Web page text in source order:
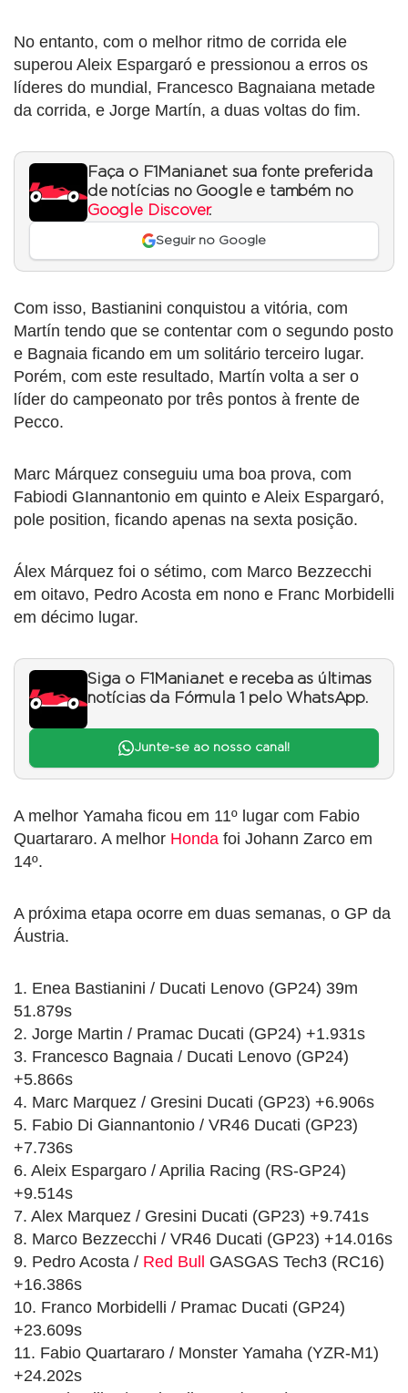
No entanto, com o melhor ritmo de corrida ele
superou Aleix Espargaró e pressionou a erros os
líderes do mundial, Francesco Bagnaiana metade
da corrida, e Jorge Martín, a duas voltas do fim.
Faça o F1Mania.net sua fonte preferida
de notícias no Google e também no
Google Discover.
Seguir no Google
Com isso, Bastianini conquistou a vitória, com
Martín tendo que se contentar com o segundo posto
e Bagnaia ficando em um solitário terceiro lugar.
Porém, com este resultado, Martín volta a ser o
líder do campeonato por três pontos à frente de
Pecco.
Marc Márquez conseguiu uma boa prova, com
Fabiodi GIannantonio em quinto e Aleix Espargaró,
pole position, ficando apenas na sexta posição.
Álex Márquez foi o sétimo, com Marco Bezzecchi
em oitavo, Pedro Acosta em nono e Franc Morbidelli
em décimo lugar.
Siga o F1Mania.net e receba as últimas
notícias da Fórmula 1 pelo WhatsApp.
Junte-se ao nosso canal!
A melhor Yamaha ficou em 11º lugar com Fabio
Quartararo. A melhor Honda foi Johann Zarco em
14º.
A próxima etapa ocorre em duas semanas, o GP da
Áustria.
1. Enea Bastianini / Ducati Lenovo (GP24) 39m
51.879s
2. Jorge Martin / Pramac Ducati (GP24) +1.931s
3. Francesco Bagnaia / Ducati Lenovo (GP24)
+5.866s
4. Marc Marquez / Gresini Ducati (GP23) +6.906s
5. Fabio Di Giannantonio / VR46 Ducati (GP23)
+7.736s
6. Aleix Espargaro / Aprilia Racing (RS-GP24)
+9.514s
7. Alex Marquez / Gresini Ducati (GP23) +9.741s
8. Marco Bezzecchi / VR46 Ducati (GP23) +14.016s
9. Pedro Acosta / Red Bull GASGAS Tech3 (RC16)
+16.386s
10. Franco Morbidelli / Pramac Ducati (GP24)
+23.609s
11. Fabio Quartararo / Monster Yamaha (YZR-M1)
+24.202s